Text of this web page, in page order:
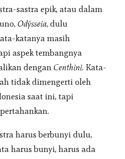
sastra epik, atau dalam
Odýsseia, dulu
katanya masih
aspek tembangnya
dengan Centhini. Kata-
tidak dimengerti oleh
saat ini, tapi
harus berbunyi dulu,
harus bunyi, harus ada